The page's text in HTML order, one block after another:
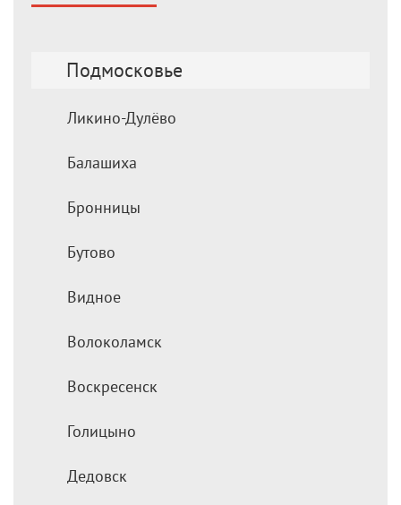
Подмосковье
Ликино-Дулёво
Балашиха
Бронницы
Бутово
Видное
Волоколамск
Воскресенск
Голицыно
Дедовск